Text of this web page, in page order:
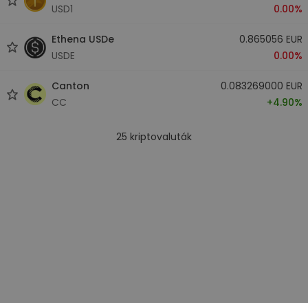
USD1
0.00%
Ethena USDe
USDE
0.865056 EUR
0.00%
Canton
CC
0.083269000 EUR
+4.90%
25 kriptovaluták